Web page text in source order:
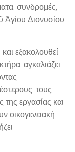
συνδρομές,
Ἁγίου Διονυσίου
εξακολουθεί
αγκαλιάζει
τους
εργασίας και
οικογενειακή